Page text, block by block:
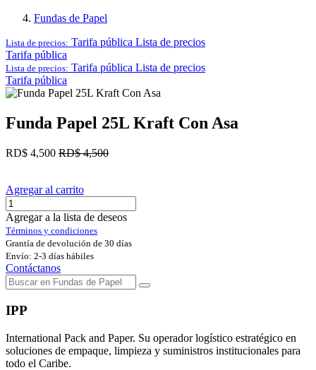
Fundas de Papel
Lista de precios: Tarifa pública Lista de precios
Tarifa pública
Lista de precios: Tarifa pública Lista de precios
Tarifa pública
Funda Papel 25L Kraft Con Asa
RD$ 4,500 RD$4,500
Agregar al carrito
Agregar a la lista de deseos
Términos y condiciones
Grantía de devolución de 30 días
Envío: 2-3 días hábiles
Contáctanos
IPP
International Pack and Paper. Su operador logístico estratégico en
soluciones de empaque, limpieza y suministros institucionales para
todo el Caribe.